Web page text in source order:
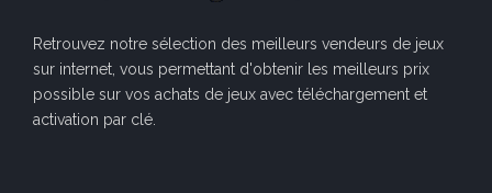
Retrouvez notre sélection des meilleurs vendeurs de jeux
sur internet, vous permettant d'obtenir les meilleurs prix
possible sur vos achats de jeux avec téléchargement et
activation par clé.